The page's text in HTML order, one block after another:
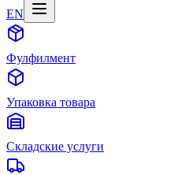
EN
Фулфилмент
Упаковка товара
Складские услуги